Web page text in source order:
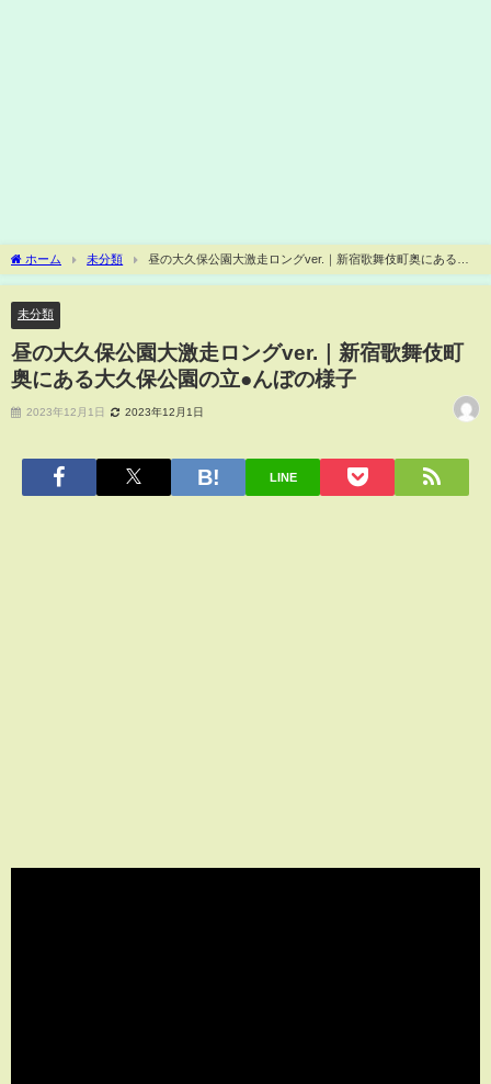
ホーム 未分類
昼の大久保公園大激走ロングver.｜新宿歌舞伎町奥にある大
久保公園の立●んぼの様子
未分類
昼の大久保公園大激走ロングver.｜新宿歌舞伎町
奥にある大久保公園の立●んぼの様子
2023年12月1日 2023年12月1日
LINE